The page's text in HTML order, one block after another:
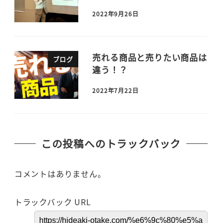
2022年9月26日
ブログ
売れる商品と売りたい商品は
違う！？
2022年7月22日
この投稿へのトラックバック
コメントはありません。
トラックバック URL